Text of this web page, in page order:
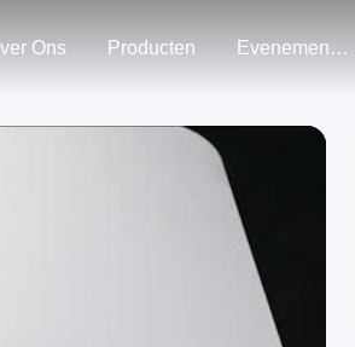
Ons Producten Evenementen